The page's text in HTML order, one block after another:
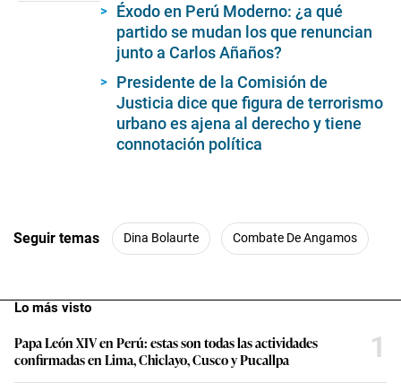
Éxodo en Perú Moderno: ¿a qué
partido se mudan los que renuncian
junto a Carlos Añaños?
Presidente de la Comisión de
Justicia dice que figura de terrorismo
urbano es ajena al derecho y tiene
connotación política
Seguir temas Dina Bolaurte Combate De Angamos
Lo más visto
Papa León XIV en Perú: estas son todas las actividades
confirmadas en Lima, Chiclayo, Cusco y Pucallpa
1